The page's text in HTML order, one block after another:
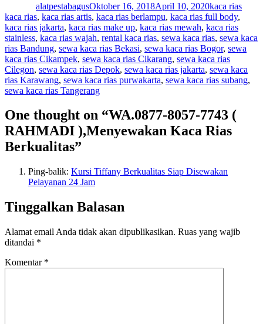
alatpestabagusOktober 16, 2018April 10, 2020kaca rias
kaca rias, kaca rias artis, kaca rias berlampu, kaca rias full body,
kaca rias jakarta, kaca rias make up, kaca rias mewah, kaca rias
stainless, kaca rias wajah, rental kaca rias, sewa kaca rias, sewa kaca
rias Bandung, sewa kaca rias Bekasi, sewa kaca rias Bogor, sewa
kaca rias Cikampek, sewa kaca rias Cikarang, sewa kaca rias
Cilegon, sewa kaca rias Depok, sewa kaca rias jakarta, sewa kaca
rias Karawang, sewa kaca rias purwakarta, sewa kaca rias subang,
sewa kaca rias Tangerang
One thought on “WA.0877-8057-7743 (
RAHMADI ),Menyewakan Kaca Rias
Berkualitas”
Ping-balik: Kursi Tiffany Berkualitas Siap Disewakan
Pelayanan 24 Jam
Tinggalkan Balasan
Alamat email Anda tidak akan dipublikasikan. Ruas yang wajib
ditandai *
Komentar *